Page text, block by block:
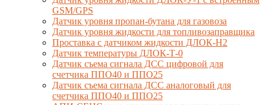
GSM/GPS
Датчик уровня пропан-бутана для газовоза
Датчик уровня жидкости для топливозаправщика
Проставка с датчиком жидкости ДЛОК-Н2
Датчик температуры ДЛОК-Т-0
Датчик съема сигнала ДСС цифровой для
счетчика ППО40 и ППО25
Датчик съема сигнала ДСС аналоговый для
счетчика ППО40 и ППО25